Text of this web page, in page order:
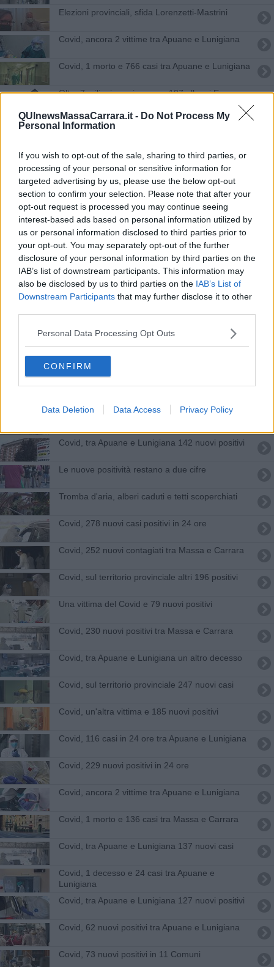
QUInewsMassaCarrara.it - Do Not Process My
Personal Information
If you wish to opt-out of the sale, sharing to third parties, or
processing of your personal or sensitive information for
targeted advertising by us, please use the below opt-out
section to confirm your selection. Please note that after your
opt-out request is processed you may continue seeing
interest-based ads based on personal information utilized by
us or personal information disclosed to third parties prior to
your opt-out. You may separately opt-out of the further
disclosure of your personal information by third parties on the
IAB’s list of downstream participants. This information may
also be disclosed by us to third parties on the IAB’s List of
Downstream Participants that may further disclose it to other
Personal Data Processing Opt Outs
CONFIRM
Data Deletion Data Access Privacy Policy
Elezioni provinciali, sfida Lorenzetti-Mastrini
Covid, ancora 2 vittime tra Apuane e Lunigiana
Covid, 1 morto e 766 casi tra Apuane e Lunigiana
Oltre 7 milioni per rinnovare 187 alloggi Erp
Covid, 1 morto e 174 casi tra Massa e Carrara
​Benzina, gasolio, gpl, ecco dove risparmiare
​Benzina, gasolio, gpl, ecco dove risparmiare
​Benzina, gasolio, gpl, ecco dove risparmiare
Oltre 200 nuovi contagi tra Massa e Carrara
Tra Apuane e Lunigiana altri 254 casi Covid
Oltre 100 nuovi casi di Covid tra Massa e Carrara
Covid, 3 decessi in 24 ore
Elezioni 2022, come votare a domicilio
Altri 53 contagi nella provincia Apuana
Covid, tra Apuane e Lunigiana 142 nuovi positivi
Le nuove positività restano a due cifre
Tromba d'aria, alberi caduti e tetti scoperchiati
Covid, 278 nuovi casi positivi in 24 ore
Covid, 252 nuovi contagiati tra Massa e Carrara
Covid, sul territorio provinciale altri 196 positivi
Una vittima del Covid e 79 nuovi positivi
Covid, 230 nuovi positivi tra Massa e Carrara
Covid, tra Apuane e Lunigiana un altro decesso
Covid, sul territorio provinciale 247 nuovi casi
Covid, un'altra vittima e 185 nuovi positivi
Covid, 116 casi in 24 ore tra Apuane e Lunigiana
Covid, 229 nuovi positivi in 24 ore
Covid, ancora 2 vittime tra Apuane e Lunigiana
Covid, 1 morto e 136 casi tra Massa e Carrara
Covid, tra Apuane e Lunigiana 137 nuovi casi
Covid, 1 decesso e 24 casi tra Apuane e
Lunigiana
Covid, tra Apuane e Lunigiana 127 nuovi positivi
Covid, 62 nuovi positivi tra Apuane e Lunigiana
Covid, 73 nuovi positivi in 11 Comuni